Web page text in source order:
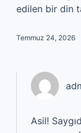
edilen bir din
Temmuz 24, 2026
Asil!